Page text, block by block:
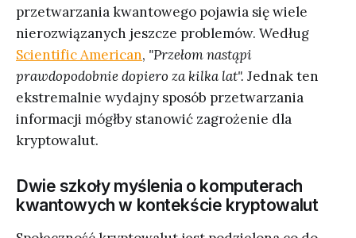
przetwarzania kwantowego pojawia się wiele
nierozwiązanych jeszcze problemów. Według
Scientific American, "Przełom nastąpi
prawdopodobnie dopiero za kilka lat". Jednak ten
ekstremalnie wydajny sposób przetwarzania
informacji mógłby stanowić zagrożenie dla
kryptowalut.
Dwie szkoły myślenia o komputerach
kwantowych w kontekście kryptowalut